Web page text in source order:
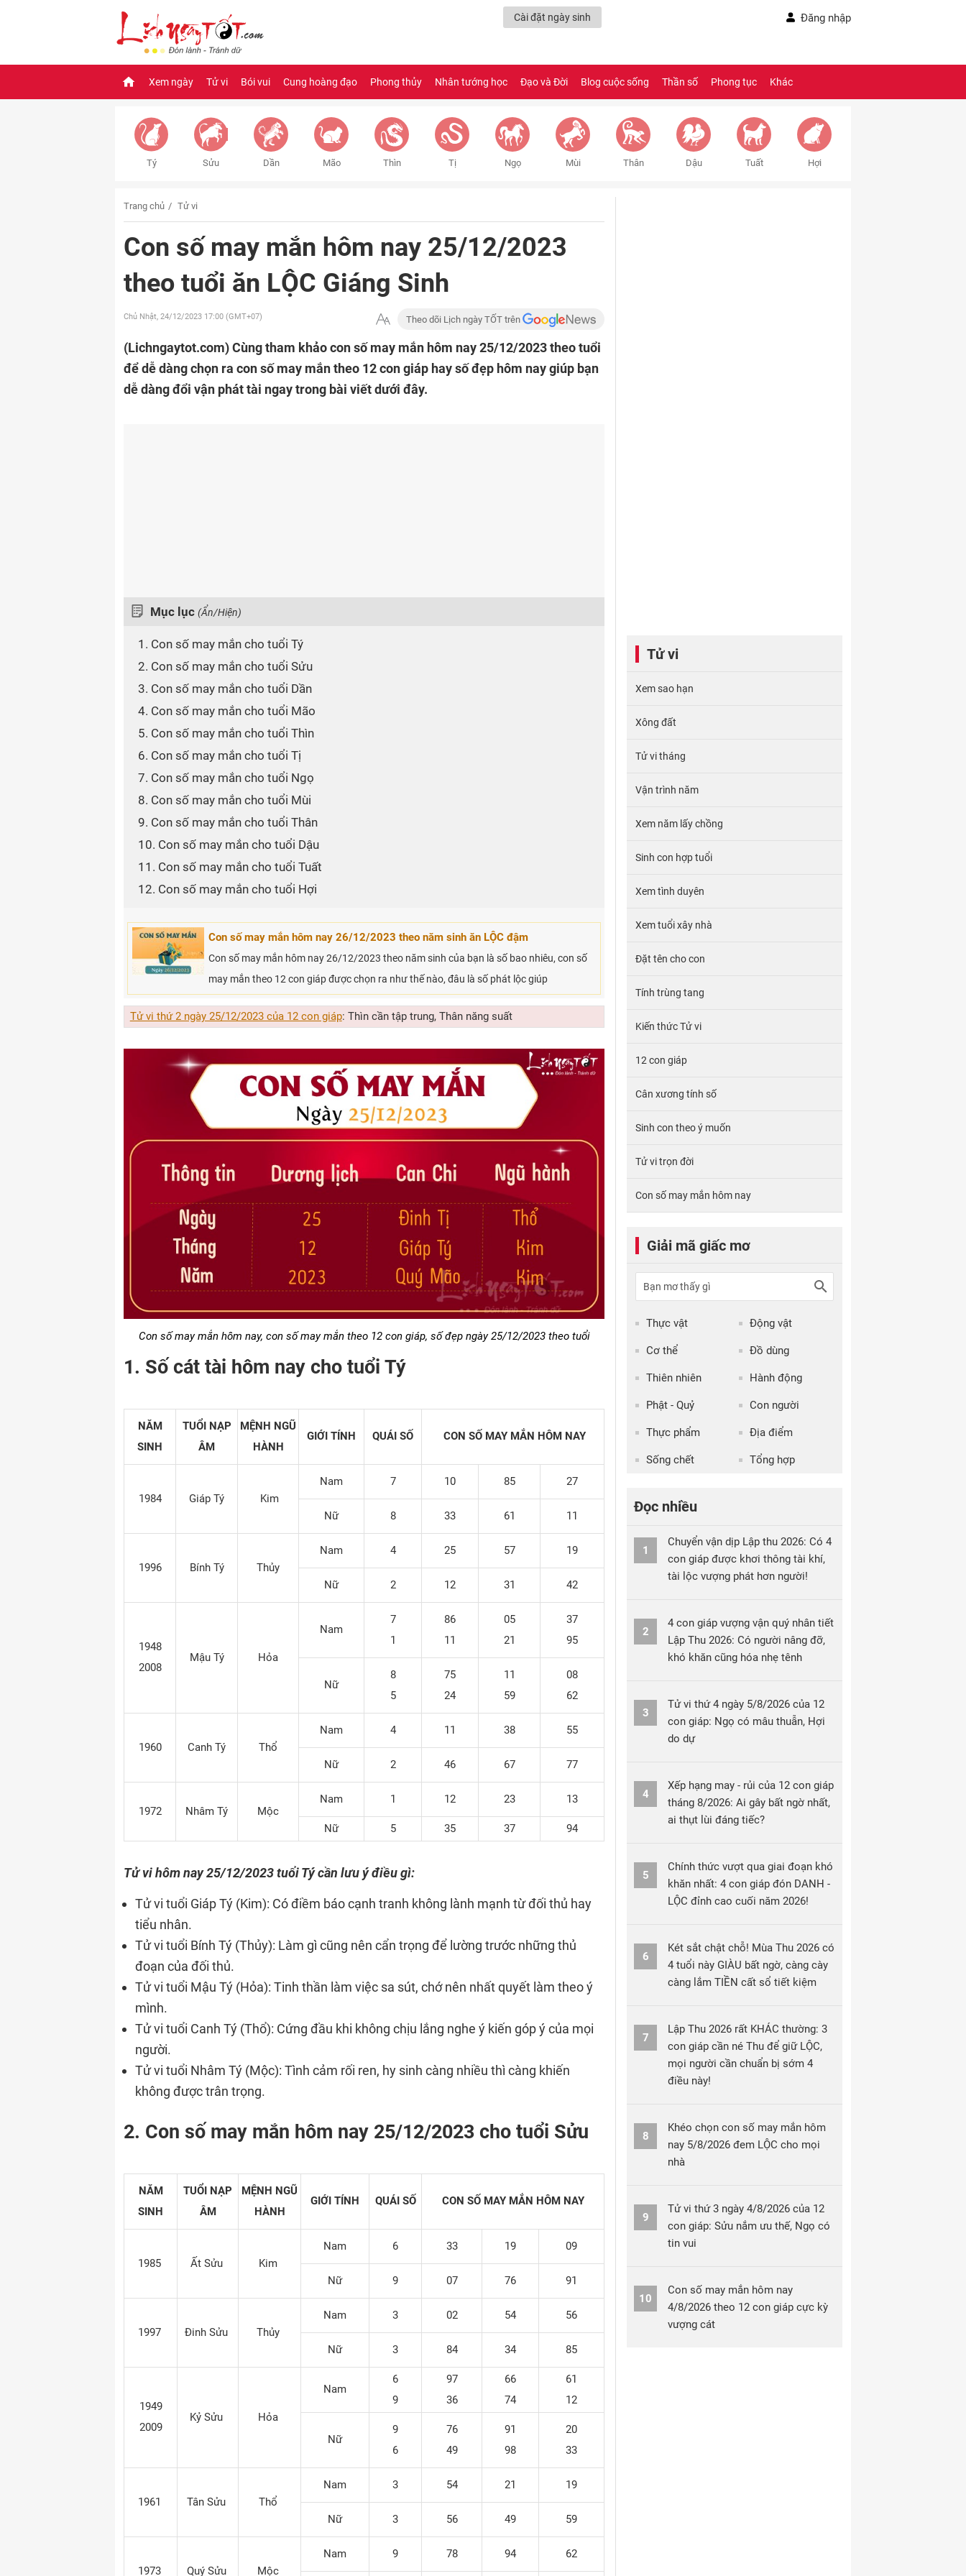
Cài đặt ngày sinh Đăng nhập
Xem ngày Tử vi Bói vui Cung hoàng đạo Phong thủy Nhân tướng học Đạo và Đời Blog cuộc sống Thần số Phong tục Khác
Tý Sửu Dần Mão Thìn Tị Ngọ Mùi Thân Dậu Tuất Hợi
Trang chủ Tử vi
Con số may mắn hôm nay 25/12/2023
theo tuổi ăn LỘC Giáng Sinh
Chủ Nhật, 24/12/2023 17:00 (GMT+07) Theo dõi Lịch ngày TỐT trên
(Lichngaytot.com)Cùng tham khảo con số may mắn hôm nay 25/12/2023 theo tuổi
để dễ dàng chọn ra con số may mắn theo 12 con giáp hay số đẹp hôm nay giúp bạn
dễ dàng đổi vận phát tài ngay trong bài viết dưới đây.
Mục lục (Ẩn/Hiện)
1. Con số may mắn cho tuổi Tý
2. Con số may mắn cho tuổi Sửu
3. Con số may mắn cho tuổi Dần
4. Con số may mắn cho tuổi Mão
5. Con số may mắn cho tuổi Thìn
6. Con số may mắn cho tuổi Tị
7. Con số may mắn cho tuổi Ngọ
8. Con số may mắn cho tuổi Mùi
9. Con số may mắn cho tuổi Thân
10. Con số may mắn cho tuổi Dậu
11. Con số may mắn cho tuổi Tuất
12. Con số may mắn cho tuổi Hợi
Con số may mắn hôm nay 26/12/2023 theo năm sinh ăn LỘC đậm
Con số may mắn hôm nay 26/12/2023 theo năm sinh của bạn là số bao nhiêu, con số
may mắn theo 12 con giáp được chọn ra như thế nào, đâu là số phát lộc giúp
Tử vi thứ 2 ngày 25/12/2023 của 12 con giáp: Thìn cần tập trung, Thân năng suất
Con số may mắn hôm nay, con số may mắn theo 12 con giáp, số đẹp ngày 25/12/2023 theo tuổi
1. Số cát tài hôm nay cho tuổi Tý
NĂM
SINH
TUỔI NẠP
ÂM
MỆNH NGŨ
HÀNH
GIỚI TÍNH QUÁI SỐ CON SỐ MAY MẮN HÔM NAY
1984 Giáp Tý Kim
Nam 7 10 85 27
Nữ 8 33 61 11
1996 Bính Tý Thủy
Nam 4 25 57 19
Nữ 2 12 31 42
1948
2008
Mậu Tý Hỏa
Nam
7
1
86
11
05
21
37
95
Nữ
8
5
75
24
11
59
08
62
1960 Canh Tý Thổ
Nam 4 11 38 55
Nữ 2 46 67 77
1972 Nhâm Tý Mộc
Nam 1 12 23 13
Nữ 5 35 37 94
Tử vi hôm nay 25/12/2023 tuổi Tý cần lưu ý điều gì:
Tử vi tuổi Giáp Tý (Kim): Có điềm báo cạnh tranh không lành mạnh từ đối thủ hay
tiểu nhân.
Tử vi tuổi Bính Tý (Thủy): Làm gì cũng nên cẩn trọng để lường trước những thủ
đoạn của đối thủ.
Tử vi tuổi Mậu Tý (Hỏa): Tinh thần làm việc sa sút, chớ nên nhất quyết làm theo ý
mình.
Tử vi tuổi Canh Tý (Thổ): Cứng đầu khi không chịu lắng nghe ý kiến góp ý của mọi
người.
Tử vi tuổi Nhâm Tý (Mộc): Tình cảm rối ren, hy sinh càng nhiều thì càng khiến
không được trân trọng.
2. Con số may mắn hôm nay 25/12/2023 cho tuổi Sửu
NĂM
SINH
TUỔI NẠP
ÂM
MỆNH NGŨ
HÀNH
GIỚI TÍNH QUÁI SỐ CON SỐ MAY MẮN HÔM NAY
1985 Ất Sửu Kim
Nam 6 33 19 09
Nữ 9 07 76 91
1997 Đinh Sửu Thủy
Nam 3 02 54 56
Nữ 3 84 34 85
1949
2009
Kỷ Sửu Hỏa
Nam
6
9
97
36
66
74
61
12
Nữ
9
6
76
49
91
98
20
33
1961 Tân Sửu Thổ
Nam 3 54 21 19
Nữ 3 56 49 59
1973 Quý Sửu Mộc
Nam 9 78 94 62
Tử vi
Xem sao hạn
Xông đất
Tử vi tháng
Vận trình năm
Xem năm lấy chồng
Sinh con hợp tuổi
Xem tình duyên
Xem tuổi xây nhà
Đặt tên cho con
Tính trùng tang
Kiến thức Tử vi
12 con giáp
Cân xương tính số
Sinh con theo ý muốn
Tử vi trọn đời
Con số may mắn hôm nay
Giải mã giấc mơ
Thực vật Động vật
Cơ thể Đồ dùng
Thiên nhiên Hành động
Phật - Quỷ Con người
Thực phẩm Địa điểm
Sống chết Tổng hợp
Đọc nhiều
1
Chuyển vận dịp Lập thu 2026: Có 4
con giáp được khơi thông tài khí,
tài lộc vượng phát hơn người!
2
4 con giáp vượng vận quý nhân tiết
Lập Thu 2026: Có người nâng đỡ,
khó khăn cũng hóa nhẹ tênh
3
Tử vi thứ 4 ngày 5/8/2026 của 12
con giáp: Ngọ có mâu thuẫn, Hợi
do dự
4
Xếp hạng may - rủi của 12 con giáp
tháng 8/2026: Ai gây bất ngờ nhất,
ai thụt lùi đáng tiếc?
5
Chính thức vượt qua giai đoạn khó
khăn nhất: 4 con giáp đón DANH -
LỘC đỉnh cao cuối năm 2026!
6
Két sắt chật chỗ! Mùa Thu 2026 có
4 tuổi này GIÀU bất ngờ, càng cày
càng lắm TIỀN cất sổ tiết kiệm
7
Lập Thu 2026 rất KHÁC thường: 3
con giáp cần né Thu để giữ LỘC,
mọi người cần chuẩn bị sớm 4
điều này!
8
Khéo chọn con số may mắn hôm
nay 5/8/2026 đem LỘC cho mọi
nhà
9
Tử vi thứ 3 ngày 4/8/2026 của 12
con giáp: Sửu nắm ưu thế, Ngọ có
tin vui
10
Con số may mắn hôm nay
4/8/2026 theo 12 con giáp cực kỳ
vượng cát